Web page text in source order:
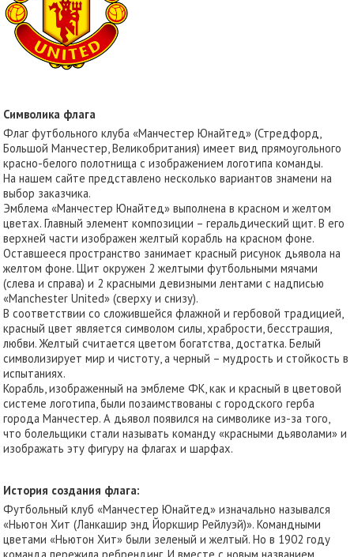
Символика флага
Флаг футбольного клуба «Манчестер Юнайтед» (Стредфорд,
Большой Манчестер, Великобритания) имеет вид прямоугольного
красно-белого полотнища с изображением логотипа команды.
На нашем сайте представлено несколько вариантов знамени на
выбор заказчика.
Эмблема «Манчестер Юнайтед» выполнена в красном и желтом
цветах. Главный элемент композиции – геральдический щит. В его
верхней части изображен желтый корабль на красном фоне.
Оставшееся пространство занимает красный рисунок дьявола на
желтом фоне. Щит окружен 2 желтыми футбольными мячами
(слева и справа) и 2 красными девизными лентами с надписью
«Manchester United» (сверху и снизу).
В соответствии со сложившейся флажной и гербовой традицией,
красный цвет является символом силы, храбрости, бесстрашия,
любви. Желтый считается цветом богатства, достатка. Белый
символизирует мир и чистоту, а черный – мудрость и стойкость в
испытаниях.
Корабль, изображенный на эмблеме ФК, как и красный в цветовой
системе логотипа, были позаимствованы с городского герба
города Манчестер. А дьявол появился на символике из-за того,
что болельщики стали называть команду «красными дьяволами» и
изображать эту фигуру на флагах и шарфах.
История создания флага:
Футбольный клуб «Манчестер Юнайтед» изначально назывался
«Ньютон Хит (Ланкашир энд Йоркшир Рейлуэй)». Командными
цветами «Ньютон Хит» были зеленый и желтый. Но в 1902 году